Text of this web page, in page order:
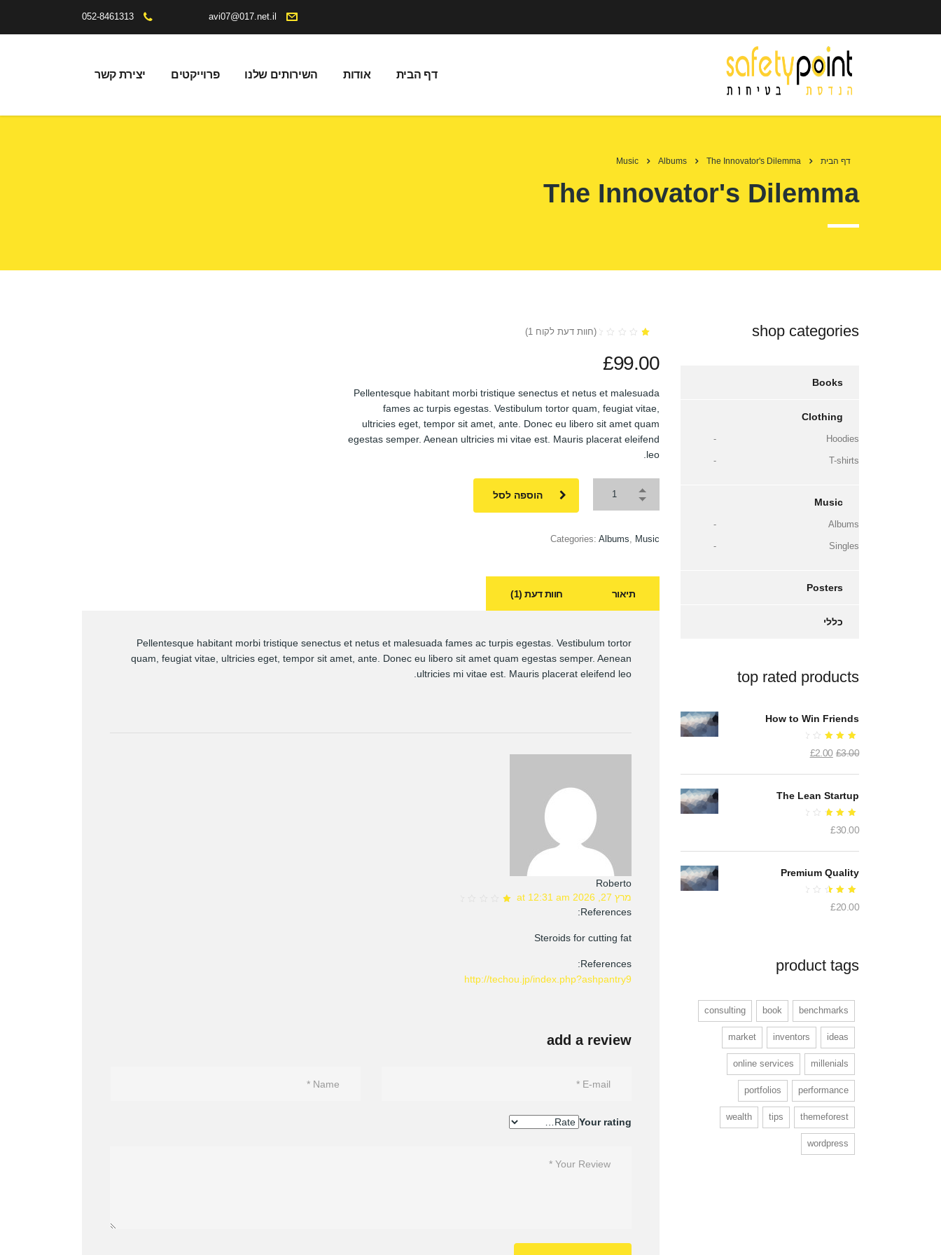
052-8461313 avi07@017.net.il
דף הבית אודות השירותים שלנו פרוייקטים יצירת קשר
דף הבית Music Albums The Innovator's Dilemma
The Innovator's Dilemma
מתוך
5
דירוגים
של
לקוחות
(חוות דעת לקוח 1
)
£99.00
Pellentesque habitant morbi tristique senectus et netus et malesuada
fames ac turpis egestas. Vestibulum tortor quam, feugiat vitae,
ultricies eget, tempor sit amet, ante. Donec eu libero sit amet quam
egestas semper. Aenean ultricies mi vitae est. Mauris placerat eleifend
leo.
הוספה לסל
Categories: Albums Music
תיאור חוות דעת (1)
Pellentesque habitant morbi tristique senectus et netus et malesuada fames ac turpis egestas. Vestibulum tortor
quam, feugiat vitae, ultricies eget, tempor sit amet, ante. Donec eu libero sit amet quam egestas semper. Aenean
ultricies mi vitae est. Mauris placerat eleifend leo.
Roberto
מרץ 27, 2026 at 12:31 am
References:
Steroids for cutting fat
References:
http://techou.jp/index.php?ashpantry9
add a review
Your rating
shop categories
Books
Clothing
Hoodies
T-shirts
Music
Albums
Singles
Posters
כללי
top rated products
How to Win Friends
3.50
£3.00
המחיר
£3.00.
£2.00 המחיר
£2.00.
The Lean Startup
3.00
£30.00
Premium Quality
2.84
£20.00
product tags
benchmarks
book
consulting
ideas
inventors
market
millenials
online services
performance
portfolios
themeforest
tips
wealth
wordpress